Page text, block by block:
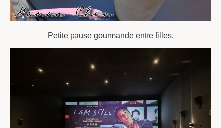
Petite pause gourmande entre filles.